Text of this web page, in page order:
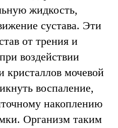
жидкость,
сустава. Эти
от трения и
воздействии
мочевой
воспаление,
накоплению
Организм таким